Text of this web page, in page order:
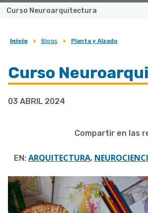
Curso Neuroarquitectura
Sobrescribir
de
Inicio Blogs Planta y Alzado
Curso
03 ABRIL 2024
Compartir en las
EN: ARQUITECTURA,